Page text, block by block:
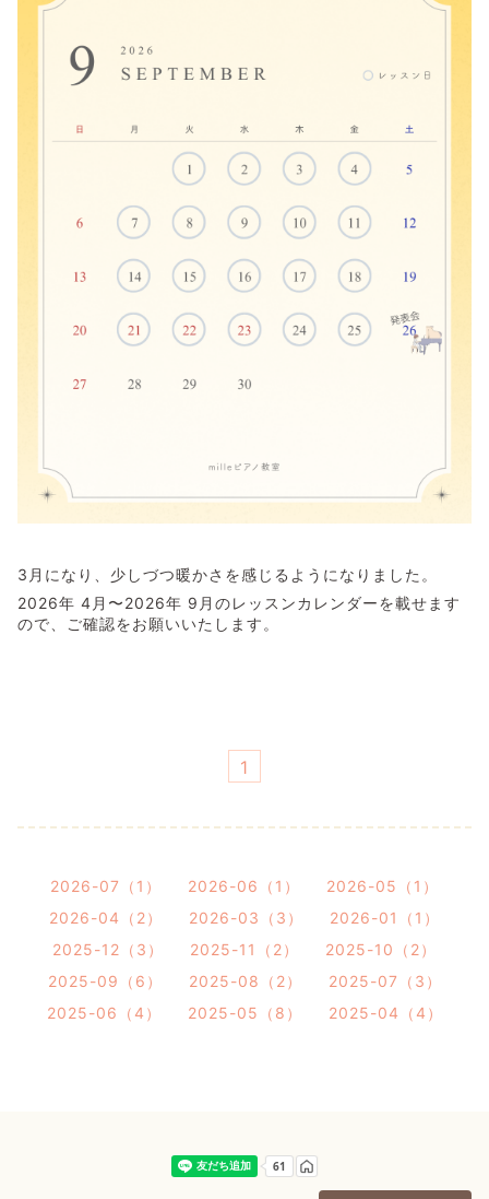
3月になり、少しづつ暖かさを感じるようになりました。
2026年 4月〜2026年 9月のレッスンカレンダーを載せます
ので、ご確認をお願いいたします。
1
2026-07（1） 2026-06（1）
2026-05（1）
2026-04（2）
2026-03（3）
2026-01（1）
2025-12（3）
2025-11（2）
2025-10（2）
2025-09（6）
2025-08（2）
2025-07（3）
2025-06（4）
2025-05（8） 2025-04（4）